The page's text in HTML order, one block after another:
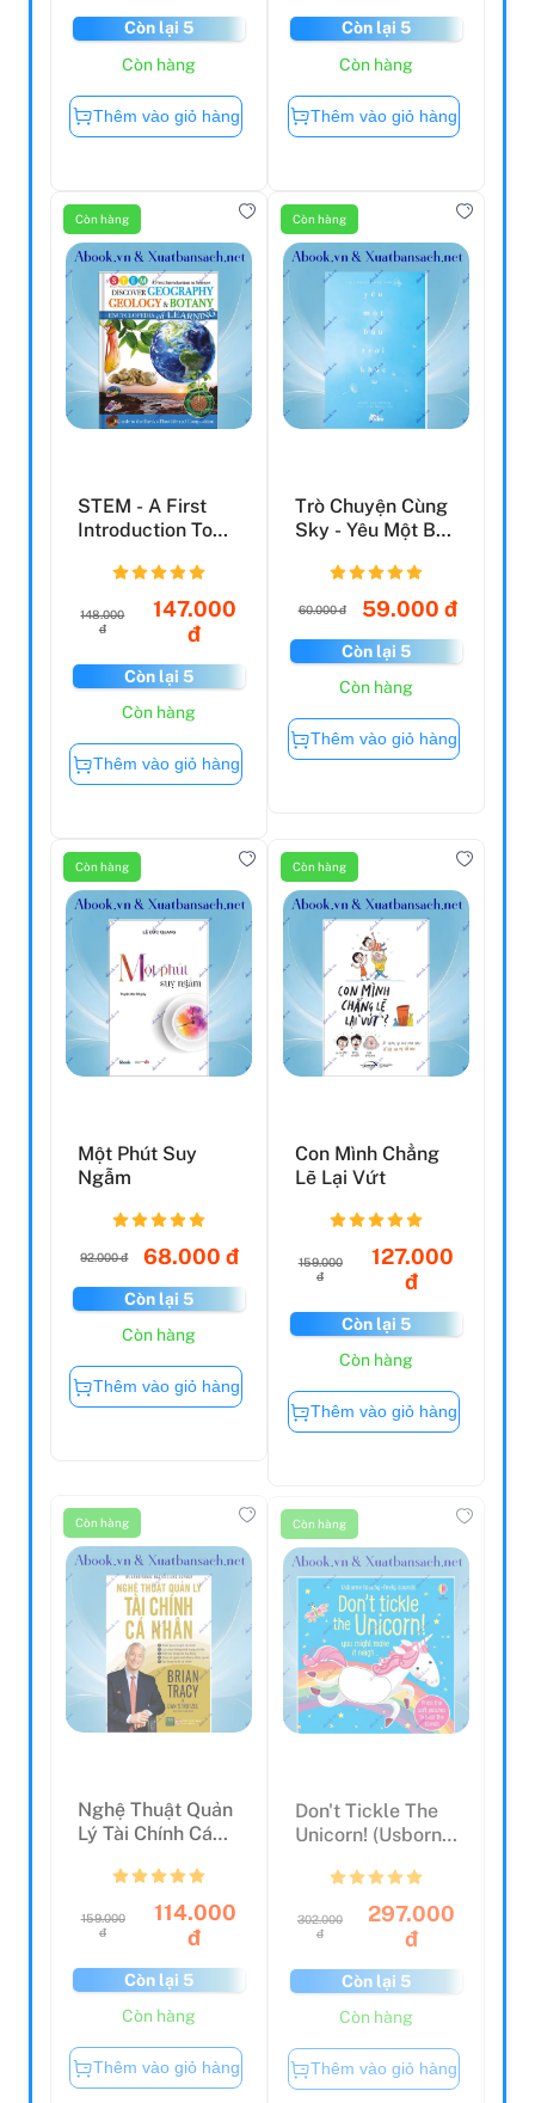
Còn lại 5
Còn hàng
Thêm vào giỏ hàng
Còn lại 5
Còn hàng
Thêm vào giỏ hàng
Còn hàng
STEM - A First
Introduction To
148.000
đ
147.000
đ
Còn lại 5
Còn hàng
Thêm vào giỏ hàng
Còn hàng
Trò Chuyện Cùng
Sky - Yêu Một Bầu
60.000 đ 59.000 đ
Còn lại 5
Còn hàng
Thêm vào giỏ hàng
Còn hàng
Một Phút Suy
Ngẫm
92.000 đ 68.000 đ
Còn lại 5
Còn hàng
Thêm vào giỏ hàng
Còn hàng
Con Mình Chẳng
Lẽ Lại Vứt
159.000
đ
127.000
đ
Còn lại 5
Còn hàng
Thêm vào giỏ hàng
Nghệ Thuật Quản
Lý Tài Chính Cá
Nhân (Tái Bản
2022...
159.000
đ
114.000
đ
Còn lại 5
Còn hàng
Thêm vào giỏ hàng
Don't Tickle The
Unicorn! (Usborne
Touchy-Feely
So...
đ
297.000
đ
Còn lại 5
Còn hàng
Thêm vào giỏ hàng